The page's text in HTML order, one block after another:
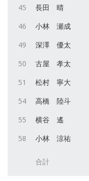
45 長田 晴
46 小林 瀬成
49 深澤 優太
50 古屋 孝太
51 松村 寧大
54 高橋 陸斗
55 横谷 遙
58 小林 涼祐
合計